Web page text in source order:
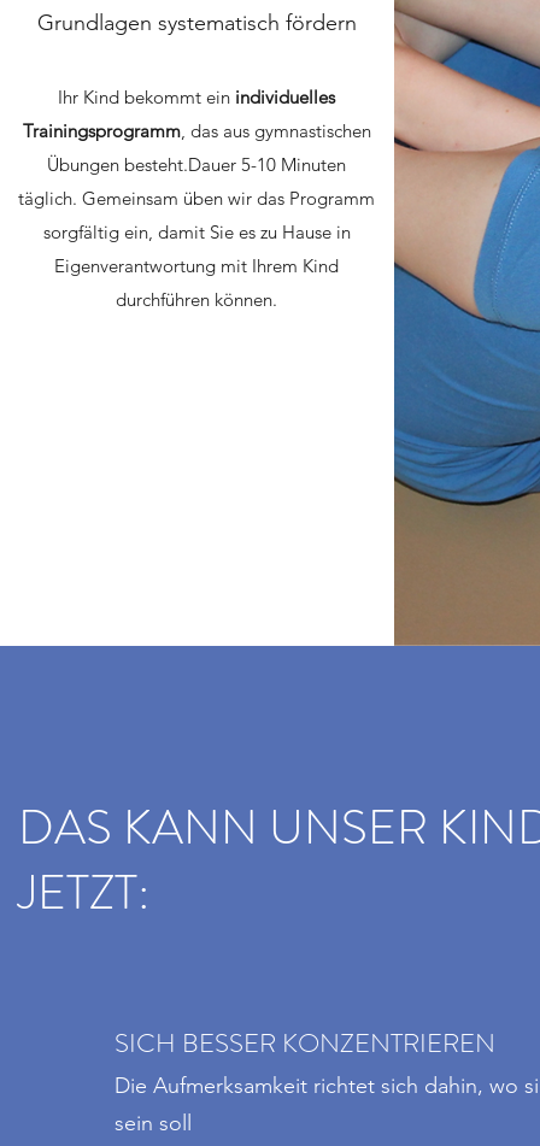
Grundlagen systematisch fördern
Ihr Kind bekommt ein individuelles
Trainingsprogramm, das aus gymnastischen
Übungen besteht.Dauer 5-10 Minuten
täglich. Gemeinsam üben wir das Programm
sorgfältig ein, damit Sie es zu Hause in
Eigenverantwortung mit Ihrem Kind
durchführen können.
DAS KANN UNSER
JETZT:
SICH BESSER KONZENTRIEREN
Die Aufmerksamkeit richtet sich dahin, wo
sein soll